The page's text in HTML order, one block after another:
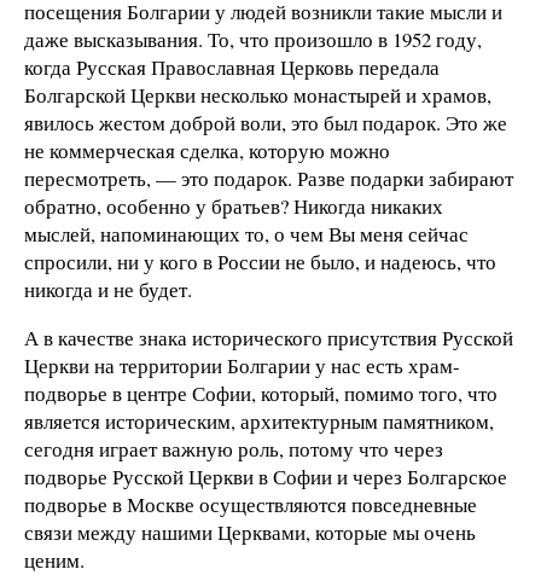
посещения Болгарии у людей возникли такие мысли и
даже высказывания. То, что произошло в 1952 году,
когда Русская Православная Церковь передала
Болгарской Церкви несколько монастырей и храмов,
явилось жестом доброй воли, это был подарок. Это же
не коммерческая сделка, которую можно
пересмотреть, — это подарок. Разве подарки забирают
обратно, особенно у братьев? Никогда никаких
мыслей, напоминающих то, о чем Вы меня сейчас
спросили, ни у кого в России не было, и надеюсь, что
никогда и не будет.
А в качестве знака исторического присутствия Русской
Церкви на территории Болгарии у нас есть храм-
подворье в центре Софии, который, помимо того, что
является историческим, архитектурным памятником,
сегодня играет важную роль, потому что через
подворье Русской Церкви в Софии и через Болгарское
подворье в Москве осуществляются повседневные
связи между нашими Церквами, которые мы очень
ценим.